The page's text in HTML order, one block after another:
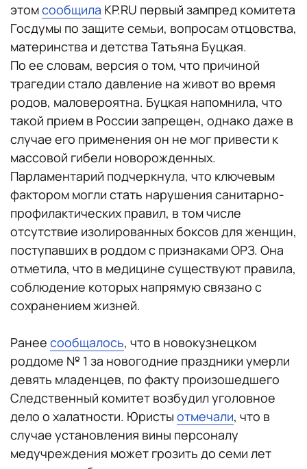
этомсообщила KP.RU первый зампред комитета
Госдумы по защите семьи, вопросам отцовства,
материнства и детства Татьяна Буцкая.
По ее словам, версия о том, что причиной
трагедии стало давление на живот во время
родов, маловероятна. Буцкая напомнила, что
такой прием в России запрещен, однако даже в
случае его применения он не мог привести к
массовой гибели новорожденных.
Парламентарий подчеркнула, что ключевым
фактором могли стать нарушения санитарно-
профилактических правил, в том числе
отсутствие изолированных боксов для женщин,
поступавших в роддом с признаками ОРЗ. Она
отметила, что в медицине существуют правила,
соблюдение которых напрямую связано с
сохранением жизней.
Ранее сообщалось, что в новокузнецком
роддоме № 1 за новогодние праздники умерли
девять младенцев, по факту произошедшего
Следственный комитет возбудил уголовное
дело о халатности. Юристы отмечали, что в
случае установления вины персоналу
медучреждения может грозить до семи лет